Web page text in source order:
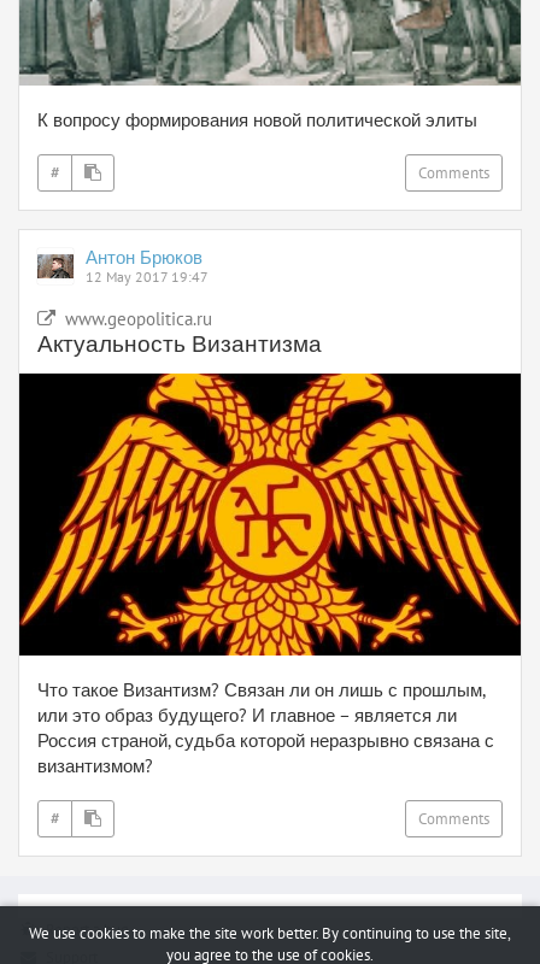
К вопросу формирования новой политической элиты
# Comments
Антон Брюков
12 May 2017 19:47
www.geopolitica.ru
Актуальность Византизма
Что такое Византизм? Связан ли он лишь с прошлым,
или это образ будущего? И главное – является ли
Россия страной, судьба которой неразрывно связана с
византизмом?
# Comments
Report a bug
We use cookies to make the site work better. By continuing to use the site,
you agree to the use of cookies.